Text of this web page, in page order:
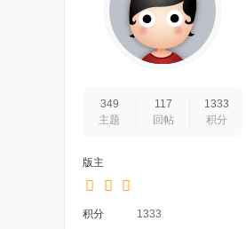
349
主题
117
回帖
1333
积分
版主
积分 1333